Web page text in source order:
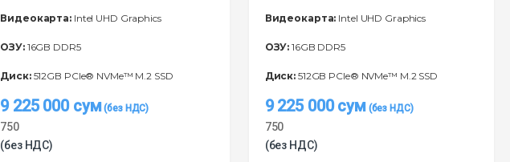
Видеокарта: Intel UHD Graphics
ОЗУ:16GB DDR5
Диск:512GB PCIe® NVMe™ M.2 SSD
9 225 000 сум
750
(без НДС)
Видеокарта: Intel UHD Graphics
ОЗУ: 16GB DDR5
Диск: 512GB PCIe® NVMe™ M.2 SSD
9 225 000сум
750
(без НДС)